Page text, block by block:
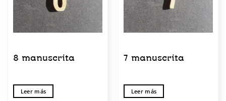
8 manuscrita
Leer más
7 manuscrita
Leer más